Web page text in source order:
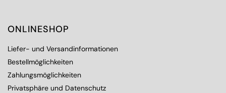
ONLINESHOP
Liefer- und Versandinformationen
Bestellmöglichkeiten
Zahlungsmöglichkeiten
Privatsphäre und Datenschutz